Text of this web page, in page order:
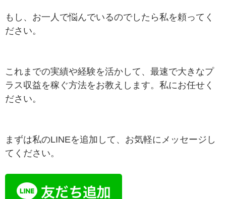
もし、お一人で悩んでいるのでしたら私を頼ってく
ださい。
これまでの実績や経験を活かして、最速で大きなプ
ラス収益を稼ぐ方法をお教えします。私にお任せく
ださい。
まずは私のLINEを追加して、お気軽にメッセージし
てください。